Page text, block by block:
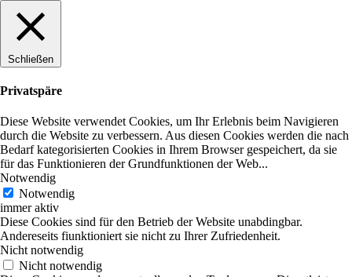
Schließen
Privatspäre
Diese Website verwendet Cookies, um Ihr Erlebnis beim Navigieren
durch die Website zu verbessern. Aus diesen Cookies werden die nach
Bedarf kategorisierten Cookies in Ihrem Browser gespeichert, da sie
für das Funktionieren der Grundfunktionen der Web...
Notwendig
Notwendig
immer aktiv
Diese Cookies sind für den Betrieb der Website unabdingbar.
Andereseits fiunktioniert sie nicht zu Ihrer Zufriedenheit.
Nicht notwendig
Nicht notwendig